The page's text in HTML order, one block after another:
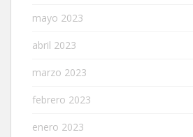
mayo 2023
abril 2023
marzo 2023
febrero 2023
enero 2023